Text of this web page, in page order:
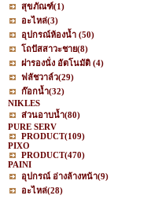
สุขภัณฑ์(1)
อะไหล่(3)
อุปกรณ์ห้องน้ำ (50)
โถปัสสาวะชาย(8)
ฝารองนั่ง อัตโนมัติ (4)
ฟลัชวาล์ว(29)
ก๊อกน้ำ(32)
NIKLES
ส่วนอาบน้ำ(80)
PURE SERV
PRODUCT(109)
PIXO
PRODUCT(470)
PAINI
อุปกรณ์ อ่างล้างหน้า(9)
อะไหล่(28)